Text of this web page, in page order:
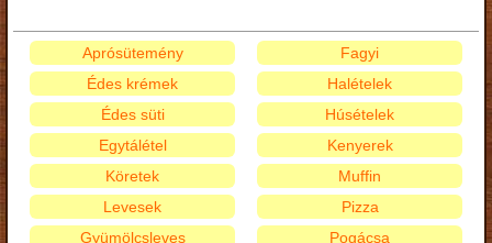
Aprósütemény
Édes krémek
Édes süti
Egytálétel
Fagyi
Halételek
Húsételek
Kenyerek
Köretek
Levesek
Gyümölcsleves
Muffin
Pizza
Pogácsa